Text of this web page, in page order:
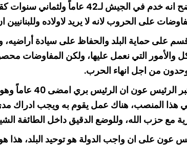
وعن حياته العسكرية الطويلة وما
على الحروب لانه لا يريد لاولاده وللبنانيين
على حماية البلد والحفاظ على سيادة
من اجل انهاء الحرب.
وعن قدرة
هذا المنصب، هناك عمل يقوم به ويجب ادراك
حزب الله، وللوضع الدقيق داخل الطائفة
على ان واجب الدولة هو توحيد البلد، هذا هو